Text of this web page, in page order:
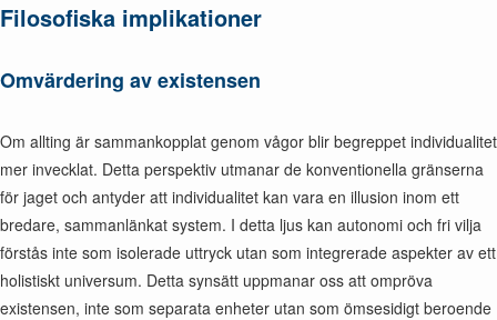
Filosofiska implikationer
Omvärdering av existensen
Om allting är sammankopplat genom vågor blir begreppet individualitet
mer invecklat. Detta perspektiv utmanar de konventionella gränserna
för jaget och antyder att individualitet kan vara en illusion inom ett
bredare, sammanlänkat system. I detta ljus kan autonomi och fri vilja
förstås inte som isolerade uttryck utan som integrerade aspekter av ett
holistiskt universum. Detta synsätt uppmanar oss att ompröva
existensen, inte som separata enheter utan som ömsesidigt beroende